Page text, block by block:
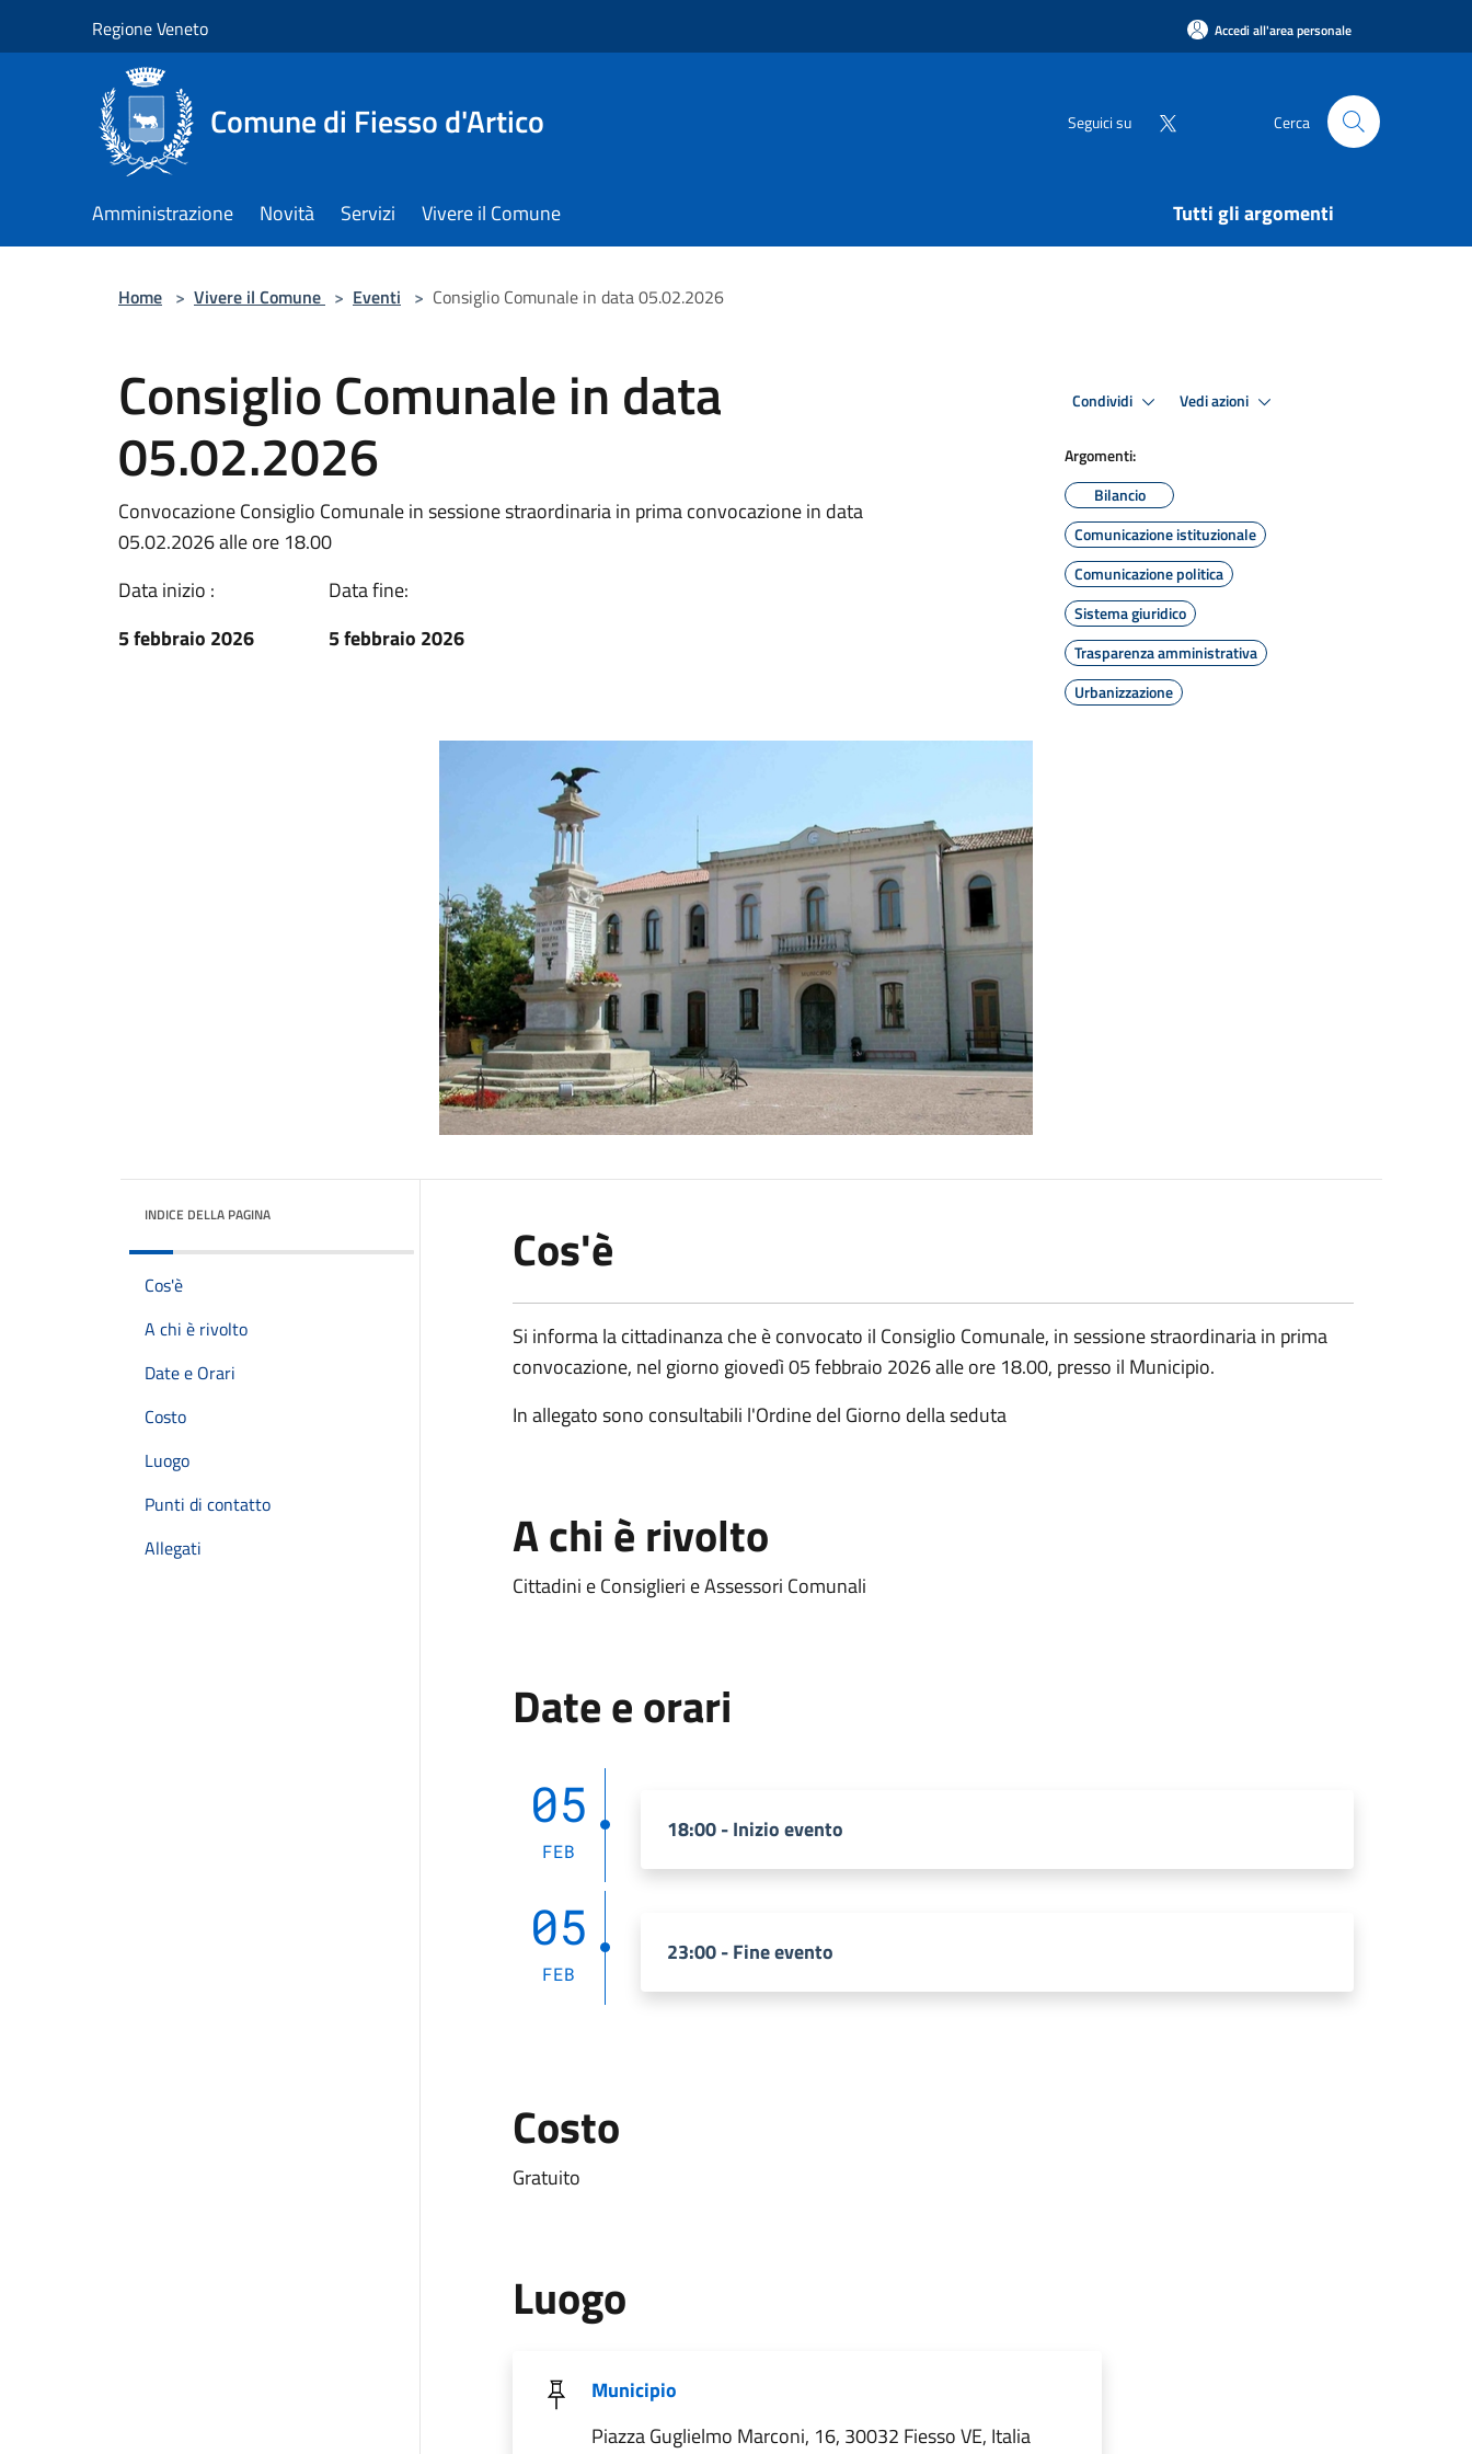
Regione Veneto Accedi all'area personale
Comune di Fiesso d'Artico Seguici su Cerca
Amministrazione Novità Servizi Vivere il Comune Tutti gli argomenti
Home > Vivere il Comune > Eventi > Consiglio Comunale in data 05.02.2026
Consiglio Comunale in data
05.02.2026
Convocazione Consiglio Comunale in sessione straordinaria in prima convocazione in data
05.02.2026 alle ore 18.00
Data inizio :
5 febbraio 2026
Data fine:
5 febbraio 2026
Condividi Vedi azioni
Argomenti:
Bilancio
Comunicazione istituzionale
Comunicazione politica
Sistema giuridico
Trasparenza amministrativa
Urbanizzazione
INDICE DELLA PAGINA
Cos'è
A chi è rivolto
Date e Orari
Costo
Luogo
Punti di contatto
Allegati
Cos'è
Si informa la cittadinanza che è convocato il Consiglio Comunale, in sessione straordinaria in prima
convocazione, nel giorno giovedì 05 febbraio 2026 alle ore 18.00, presso il Municipio.
In allegato sono consultabili l'Ordine del Giorno della seduta
A chi è rivolto
Cittadini e Consiglieri e Assessori Comunali
Date e orari
05
FEB
18:00 - Inizio evento
05
FEB
23:00 - Fine evento
Costo
Gratuito
Luogo
Municipio
Piazza Guglielmo Marconi, 16, 30032 Fiesso VE, Italia